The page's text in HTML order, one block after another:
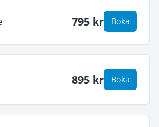
795 kr Boka
895 kr Boka